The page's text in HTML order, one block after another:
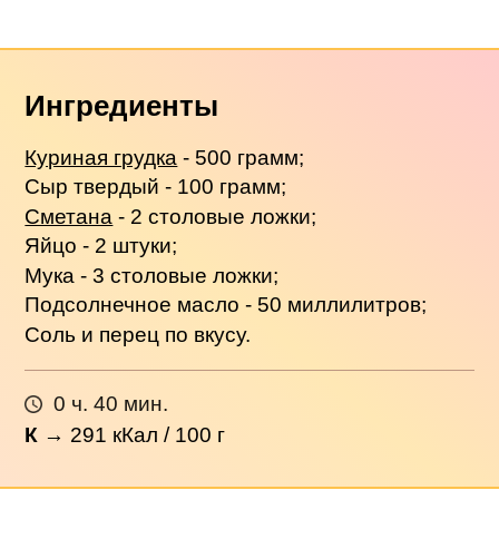
Ингредиенты
Куриная грудка - 500 грамм;
Сыр твердый - 100 грамм;
Сметана - 2 столовые ложки;
Яйцо - 2 штуки;
Мука - 3 столовые ложки;
Подсолнечное масло - 50 миллилитров;
Соль и перец по вкусу.
0 ч. 40 мин.
К → 291 кКал / 100 г